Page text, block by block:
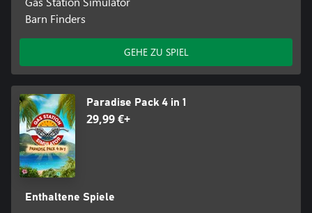
Barn Finders
GEHE ZU SPIEL
Paradise Pack 4 in 1
29,99 €+
Enthaltene Spiele